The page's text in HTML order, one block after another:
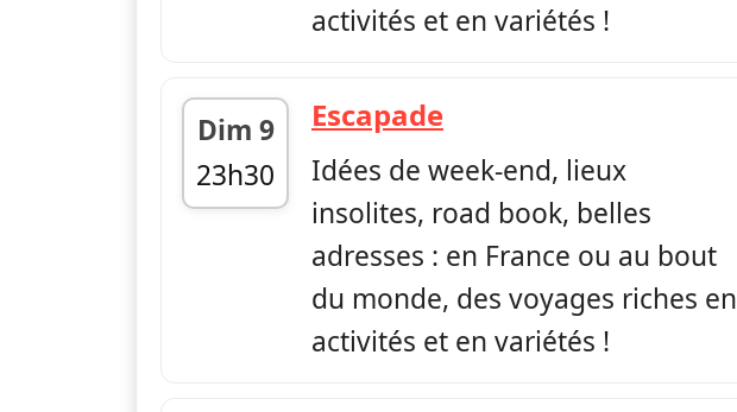
activités et en variétés !
Dim 9
23h30
fin 23h54
Escapade— Escapade
Idées de week-end, lieux
insolites, road book, belles
adresses : en France ou au bout
du monde, des voyages riches en
activités et en variétés !